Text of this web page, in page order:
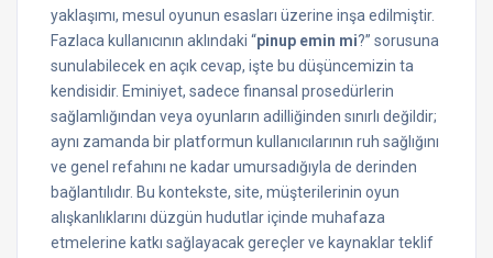
yaklaşımı, mesul oyunun esasları üzerine inşa edilmiştir.
Fazlaca kullanıcının aklındaki “pinup emin mi?” sorusuna
sunulabilecek en açık cevap, işte bu düşüncemizin ta
kendisidir. Eminiyet, sadece finansal prosedürlerin
sağlamlığından veya oyunların adilliğinden sınırlı değildir;
aynı zamanda bir platformun kullanıcılarının ruh sağlığını
ve genel refahını ne kadar umursadığıyla de derinden
bağlantılıdır. Bu kontekste, site, müşterilerinin oyun
alışkanlıklarını düzgün hudutlar içinde muhafaza
etmelerine katkı sağlayacak gereçler ve kaynaklar teklif